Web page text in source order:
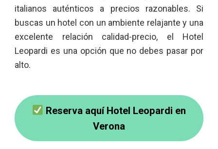
italianos auténticos a precios razonables. Si
buscas un hotel con un ambiente relajante y una
excelente relación calidad-precio, el Hotel
Leopardi es una opción que no debes pasar por
alto.
Reserva aquí Hotel Leopardi en
Verona